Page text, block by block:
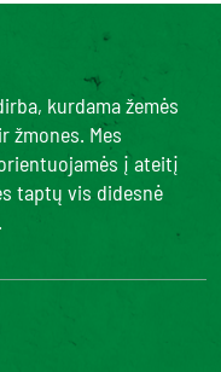
kurdama žemės
žmones. Mes
į ateitį
taptų vis didesnė